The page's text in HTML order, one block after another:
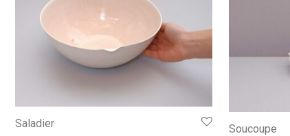
Saladier Soucoupe